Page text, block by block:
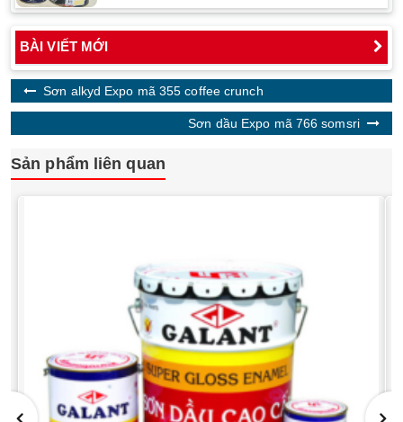
BÀI VIẾT MỚI
Sơn alkyd Expo mã 355 coffee crunch
Sơn dầu Expo mã 766 somsri
Sản phẩm liên quan